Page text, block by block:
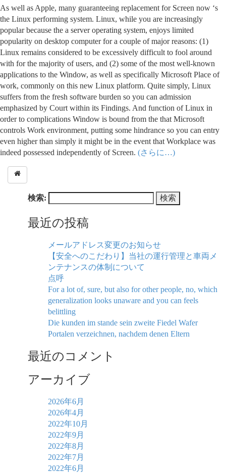
As well as Apple, many guaranteeing replacement for Screen now ‘s
the Linux performing system. Linux, while you are increasingly
popular because the a server operating system, enjoys limited
popularity on desktop computer for a couple of major reasons: (1)
Linux remains considered to be excessively difficult to fool around
with for the majority of users, and (2) some of the most well-known
applications to the Window, as well as specifically Microsoft Place of
work, commonly on this new Linux platform. Quite simply, Linux
suffers from the fresh software burden so you can admission
emphasized by Court within its Findings. And function of Linux in
order to complications Window is bound from the that Microsoft
controls Work environment, putting some hindrance so you can entry
even higher than simply it might be in the event that Workplace was
indeed possessed independently of Screen. (さらに…)
検索:
最近の投稿
メールアドレス変更のお知らせ
【安全へのこだわり】当社の運行管理と車両メ
ンテナンスの体制について
点呼
For a lot of, sure, but also for other people, no, which
generalization looks unaware and you can feels
belittling
Die kunden im stande sein zweite Fiedel Wafer
Portalen verzeichnen, nachdem denen Eltern
最近のコメント
アーカイブ
2026年6月
2026年4月
2022年10月
2022年9月
2022年8月
2022年7月
2022年6月